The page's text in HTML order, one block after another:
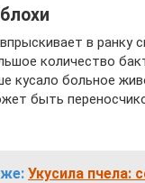
в ранку
количество
кусало больное
быть
Укусила пчела: